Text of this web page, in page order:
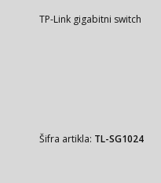
TP-Link gigabitni switch
Šifra artikla: TL-SG1024